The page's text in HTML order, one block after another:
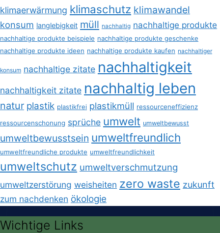
klimaerwärmung klimaschutz klimawandel
konsum langlebigkeit müll nachhaltig nachhaltige produkte
nachhaltige produkte beispiele nachhaltige produkte geschenke
nachhaltige produkte ideen nachhaltige produkte kaufen nachhaltiger
konsum nachhaltige zitate nachhaltigkeit
nachhaltigkeit zitate nachhaltig leben
natur plastik plastikfrei plastikmüll ressourceneffizienz
ressourcenschonung sprüche umwelt umweltbewusst
umweltbewusstsein umweltfreundlich
umweltfreundliche produkte umweltfreundlichkeit
umweltschutz umweltverschmutzung
umweltzerstörung weisheiten zero waste zukunft
zum nachdenken ökologie
Wichtige Links